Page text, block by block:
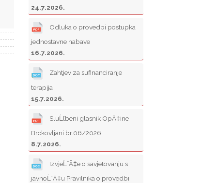
24.7.2026.
Odluka o provedbi postupka
jednostavne nabave
16.7.2026.
Zahtjev za sufinanciranje
terapija
15.7.2026.
SluĹľbeni glasnik OpÄ‡ine
Brckovljani br.06/2026
8.7.2026.
IzvjeĹˇÄ‡e o savjetovanju s
javnoĹˇÄ‡u Pravilnika o provedbi